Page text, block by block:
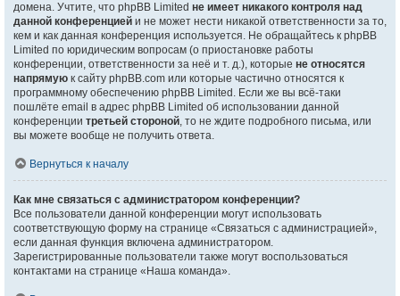
домена. Учтите, что phpBB Limited не имеет никакого контроля над
данной конференцией и не может нести никакой ответственности за то,
кем и как данная конференция используется. Не обращайтесь к phpBB
Limited по юридическим вопросам (о приостановке работы
конференции, ответственности за неё и т. д.), которые не относятся
напрямую к сайту phpBB.com или которые частично относятся к
программному обеспечению phpBB Limited. Если же вы всё-таки
пошлёте email в адрес phpBB Limited об использовании данной
конференции третьей стороной, то не ждите подробного письма, или
вы можете вообще не получить ответа.
Вернуться к началу
Как мне связаться с администратором конференции?
Все пользователи данной конференции могут использовать
соответствующую форму на странице «Связаться с администрацией»,
если данная функция включена администратором.
Зарегистрированные пользователи также могут воспользоваться
контактами на странице «Наша команда».